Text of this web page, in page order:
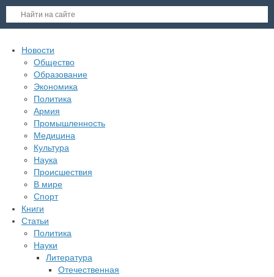
Новости
Общество
Образование
Экономика
Политика
Армия
Промышленность
Медицина
Культура
Наука
Происшествия
В мире
Спорт
Книги
Статьи
Политика
Науки
Литература
Отечественная